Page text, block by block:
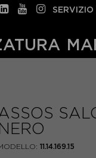
NERO
11.14.169.15